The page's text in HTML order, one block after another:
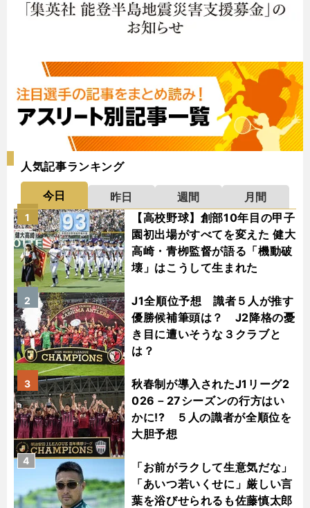
人気記事ランキング
今日 昨日 週間
月間
【高校野球】創部10年目の甲子
園初出場がすべてを変えた 健大
高崎・青栁監督が語る「機動破
壊」はこうして生まれた
1
J1全順位予想 識者５人が推す
優勝候補筆頭は？ J2降格の憂
き目に遭いそうな３クラブと
は？
2
秋春制が導入されたJ1リーグ2
026－27シーズンの行方はい
かに!? ５人の識者が全順位を
大胆予想
3
「お前がラクして生意気だな」
「あいつ若いくせに」厳しい言
葉を浴びせられるも佐藤慎太郎
4